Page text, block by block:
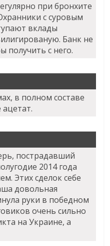
при бронхите
с суровым
вклады
Банк не
получить с него.
в полном составе
пострадавший
2014 года
Этих сделок себе
довольная
руки в победном
очень сильно
на Украине, а